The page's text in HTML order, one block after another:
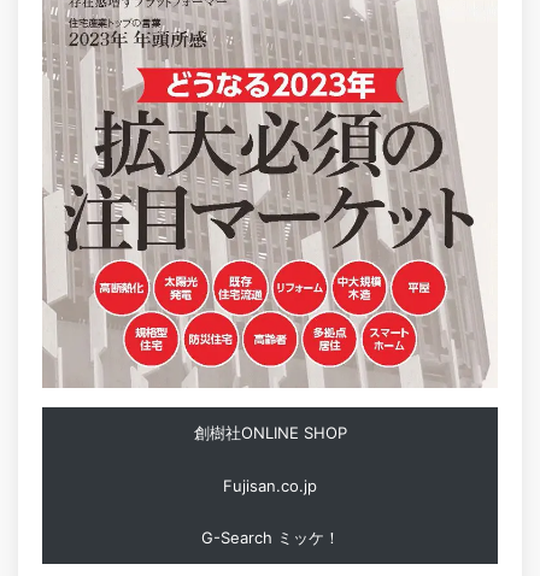
創樹社ONLINE SHOP
Fujisan.co.jp
G-Search ミッケ！